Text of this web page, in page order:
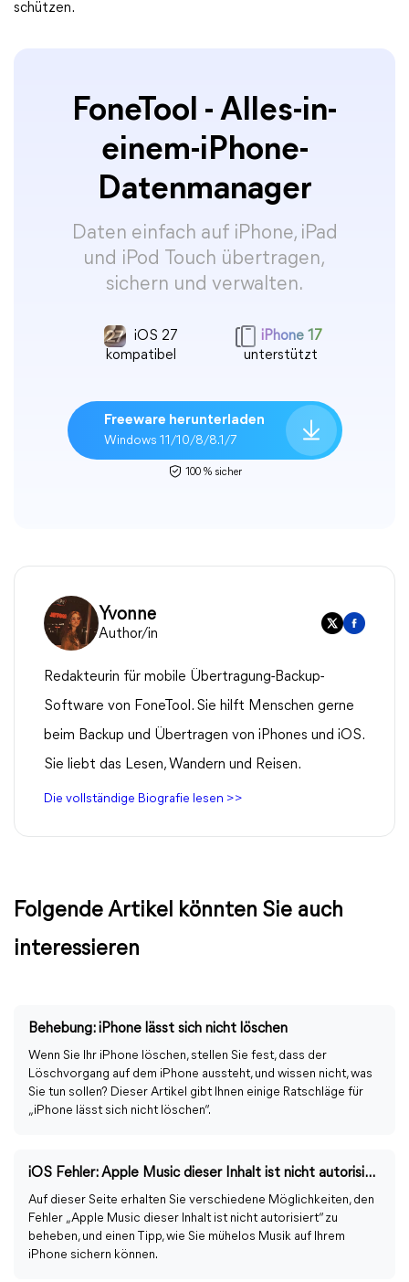
schützen.
FoneTool - Alles-in-
einem-iPhone-
Datenmanager
Daten einfach auf iPhone, iPad
und iPod Touch übertragen,
sichern und verwalten.
iOS 27
kompatibel
iPhone 17
unterstützt
Freeware herunterladen
Windows 11/10/8/8.1/7
100 % sicher
Yvonne
Author/in
Redakteurin für mobile Übertragung-Backup-
Software von FoneTool. Sie hilft Menschen gerne
beim Backup und Übertragen von iPhones und iOS.
Sie liebt das Lesen, Wandern und Reisen.
Die vollständige Biografie lesen >>
Folgende Artikel könnten Sie auch
interessieren
Behebung: iPhone lässt sich nicht löschen
Wenn Sie Ihr iPhone löschen, stellen Sie fest, dass der
Löschvorgang auf dem iPhone aussteht, und wissen nicht, was
Sie tun sollen? Dieser Artikel gibt Ihnen einige Ratschläge für
„iPhone lässt sich nicht löschen“.
iOS Fehler: Apple Music dieser Inhalt ist nicht autorisiert
Auf dieser Seite erhalten Sie verschiedene Möglichkeiten, den
Fehler „Apple Music dieser Inhalt ist nicht autorisiert“ zu
beheben, und einen Tipp, wie Sie mühelos Musik auf Ihrem
iPhone sichern können.